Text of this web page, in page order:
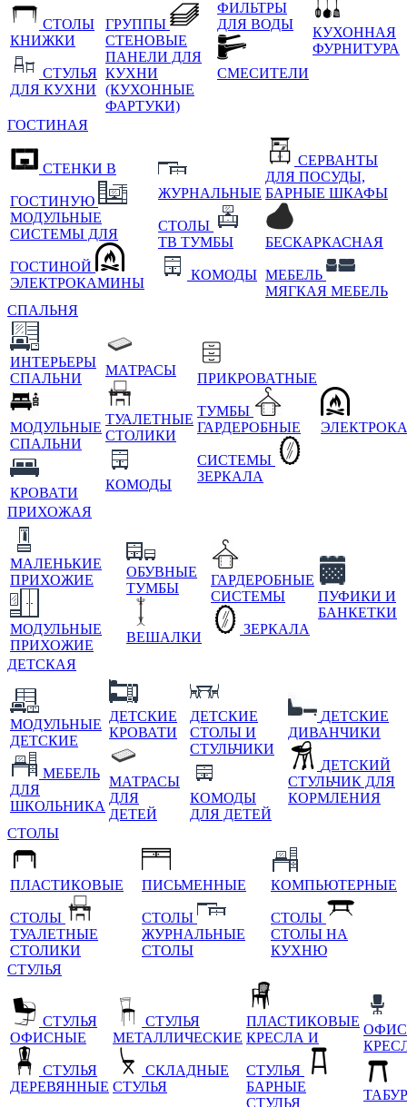
СТОЛЫ
КНИЖКИ
СТУЛЬЯ
ДЛЯ КУХНИ
ГРУППЫ
СТЕНОВЫЕ
ПАНЕЛИ ДЛЯ
КУХНИ
(КУХОННЫЕ
ФАРТУКИ)
ФИЛЬТРЫ
ДЛЯ ВОДЫ
СМЕСИТЕЛИ
КУХОННАЯ
ФУРНИТУРА
ГОСТИНАЯ
СТЕНКИ В
ГОСТИНУЮ
МОДУЛЬНЫЕ
СИСТЕМЫ ДЛЯ
ГОСТИНОЙ
ЭЛЕКТРОКАМИНЫ
ЖУРНАЛЬНЫЕ
СТОЛЫ
ТВ ТУМБЫ
КОМОДЫ
СЕРВАНТЫ
ДЛЯ ПОСУДЫ,
БАРНЫЕ ШКАФЫ
БЕСКАРКАСНАЯ
МЕБЕЛЬ
МЯГКАЯ МЕБЕЛЬ
СПАЛЬНЯ
ИНТЕРЬЕРЫ
СПАЛЬНИ
МОДУЛЬНЫЕ
СПАЛЬНИ
КРОВАТИ
МАТРАСЫ
ТУАЛЕТНЫЕ
СТОЛИКИ
КОМОДЫ
ПРИКРОВАТНЫЕ
ТУМБЫ
ГАРДЕРОБНЫЕ
СИСТЕМЫ
ЗЕРКАЛА
ПРИХОЖАЯ
МАЛЕНЬКИЕ
ПРИХОЖИЕ
МОДУЛЬНЫЕ
ПРИХОЖИЕ
ОБУВНЫЕ
ТУМБЫ
ВЕШАЛКИ
ГАРДЕРОБНЫЕ
СИСТЕМЫ
ЗЕРКАЛА
ПУФИКИ И
БАНКЕТКИ
ДЕТСКАЯ
МОДУЛЬНЫЕ
ДЕТСКИЕ
МЕБЕЛЬ
ДЛЯ
ШКОЛЬНИКА
ДЕТСКИЕ
КРОВАТИ
МАТРАСЫ
ДЛЯ
ДЕТЕЙ
ДЕТСКИЕ
СТОЛЫ И
СТУЛЬЧИКИ
КОМОДЫ
ДЛЯ ДЕТЕЙ
ДЕТСКИЕ
ДИВАНЧИКИ
ДЕТСКИЙ
СТУЛЬЧИК ДЛЯ
КОРМЛЕНИЯ
СТОЛЫ
ПЛАСТИКОВЫЕ
СТОЛЫ
ТУАЛЕТНЫЕ
СТОЛИКИ
ПИСЬМЕННЫЕ
СТОЛЫ
ЖУРНАЛЬНЫЕ
СТОЛЫ
КОМПЬЮТЕРНЫЕ
СТОЛЫ
СТОЛЫ НА
КУХНЮ
СТУЛЬЯ
СТУЛЬЯ
ОФИСНЫЕ
СТУЛЬЯ
ДЕРЕВЯННЫЕ
СТУЛЬЯ
МЕТАЛЛИЧЕСКИЕ
СКЛАДНЫЕ
СТУЛЬЯ
ПЛАСТИКОВЫЕ
КРЕСЛА И
СТУЛЬЯ
БАРНЫЕ
СТУЛЬЯ